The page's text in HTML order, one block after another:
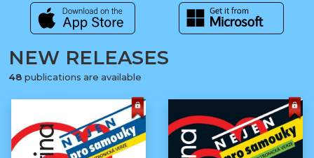
NEW RELEASES
48 publications are available